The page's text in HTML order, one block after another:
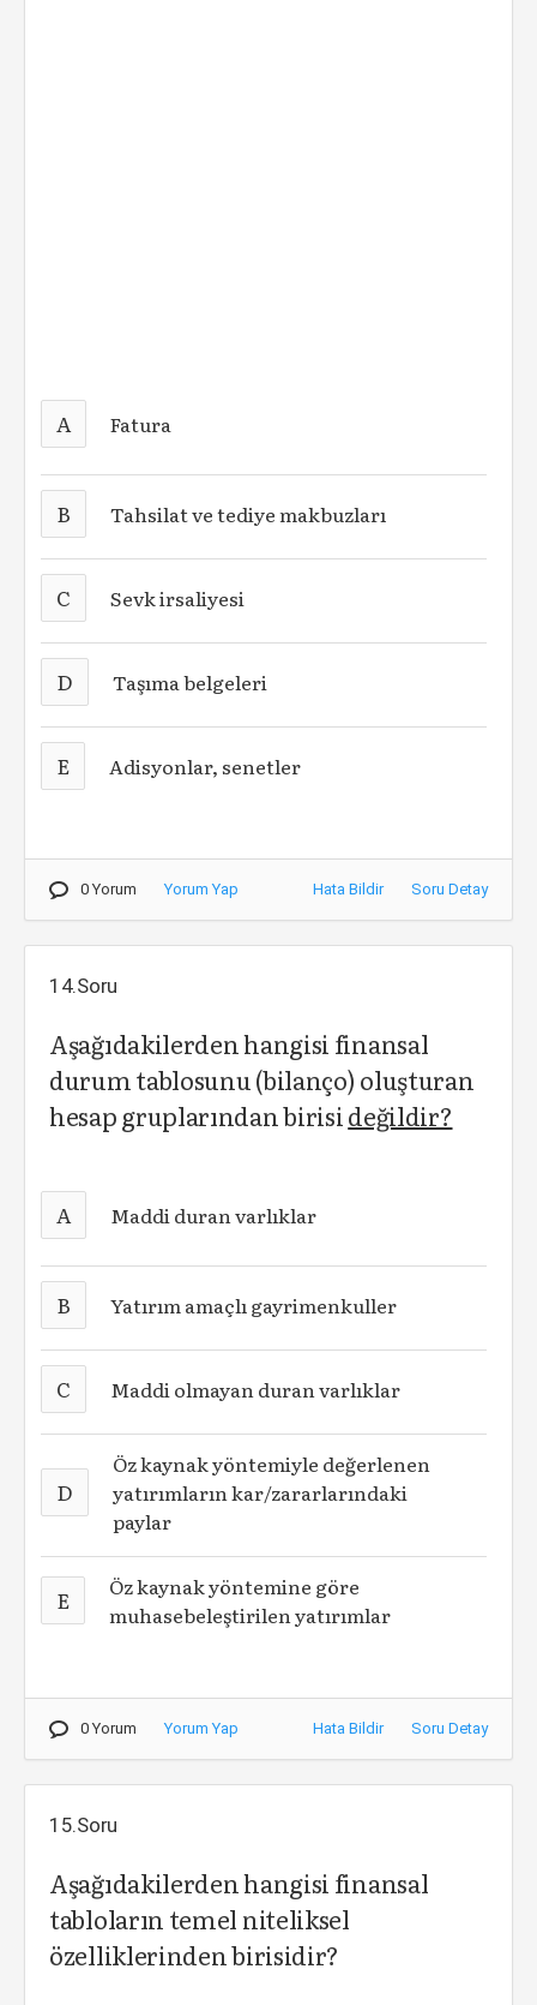
A Fatura
B Tahsilat ve tediye makbuzları
C Sevk irsaliyesi
D Taşıma belgeleri
E Adisyonlar, senetler
0 Yorum Yorum Yap Hata Bildir Soru Detay
14.Soru
Aşağıdakilerden hangisi finansal
durum tablosunu (bilanço) oluşturan
hesap gruplarından birisideğildir?
A Maddi duran varlıklar
B Yatırım amaçlı gayrimenkuller
C Maddi olmayan duran varlıklar
D
Öz kaynak yöntemiyle değerlenen
yatırımların kar/zararlarındaki
paylar
E
Öz kaynak yöntemine göre
muhasebeleştirilen yatırımlar
0 Yorum Yorum Yap Hata Bildir Soru Detay
15.Soru
Aşağıdakilerden hangisi finansal
tabloların temel niteliksel
özelliklerinden birisidir?